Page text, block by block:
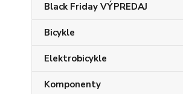
Black Friday VÝPREDAJ
Bicykle
Elektrobicykle
Komponenty